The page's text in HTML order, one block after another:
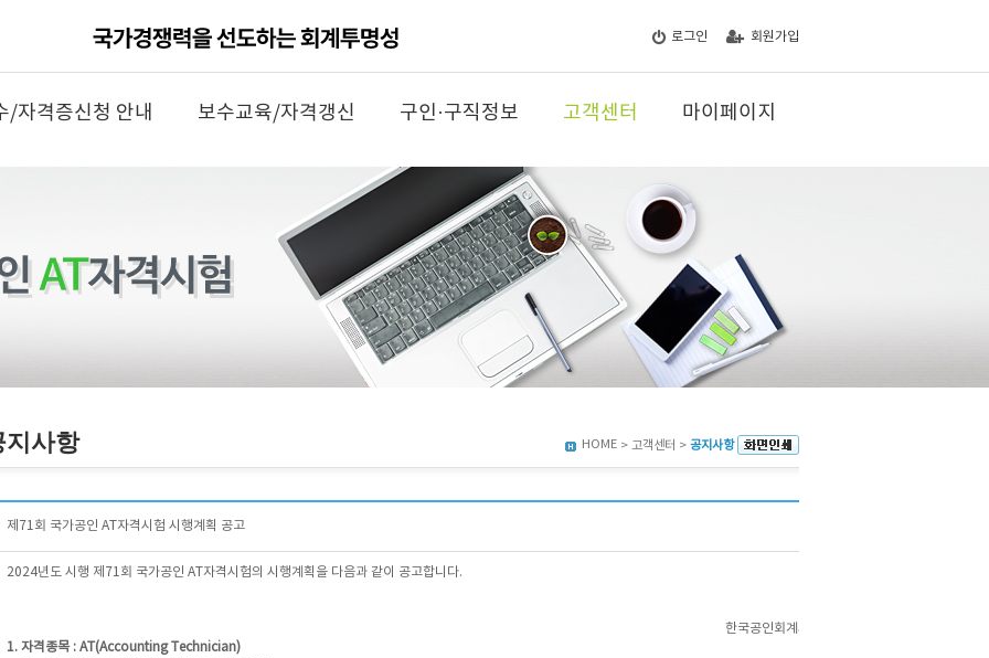
로그인 회원가입
/자격증신청 안내 보수교육/자격갱신 구인·구직정보 고객센터 마이페이지
지사항 HOME > 고객센터 > 공지사항
제71회 국가공인 AT자격시험 시행계획 공고
2024년도 시행 제71회 국가공인 AT자격시험의 시행계획을 다음과 같이 공고합니다.
한국공인회계사회 회장
1. 자격종목 : AT(Accounting Technician)